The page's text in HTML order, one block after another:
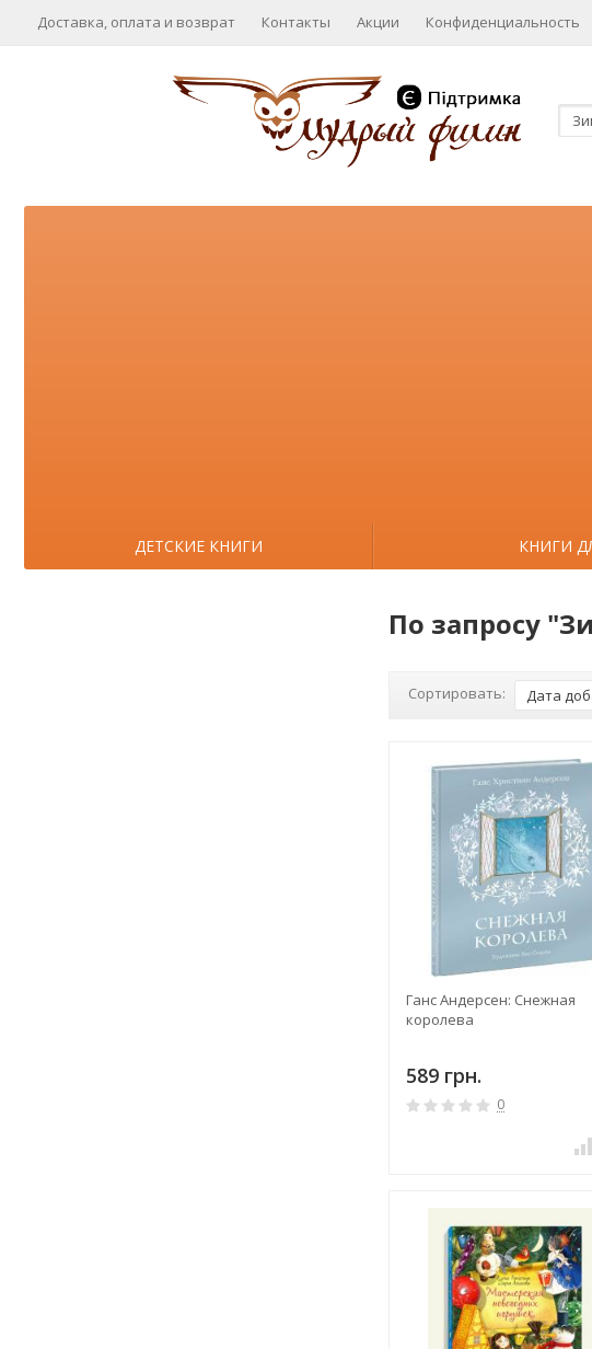
Доставка, оплата и возврат Контакты Акции Конфиденциальность
ДЕТСКИЕ КНИГИ КНИГИ
По запросу
Сортировать: Дата
Ганс Андерсен: Снежная
королева
589 грн.
0